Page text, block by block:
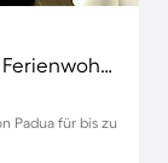
Familienorientierte wunderschöne Ferienwohnung | Ideal für Homeoffice
Padua für bis zu